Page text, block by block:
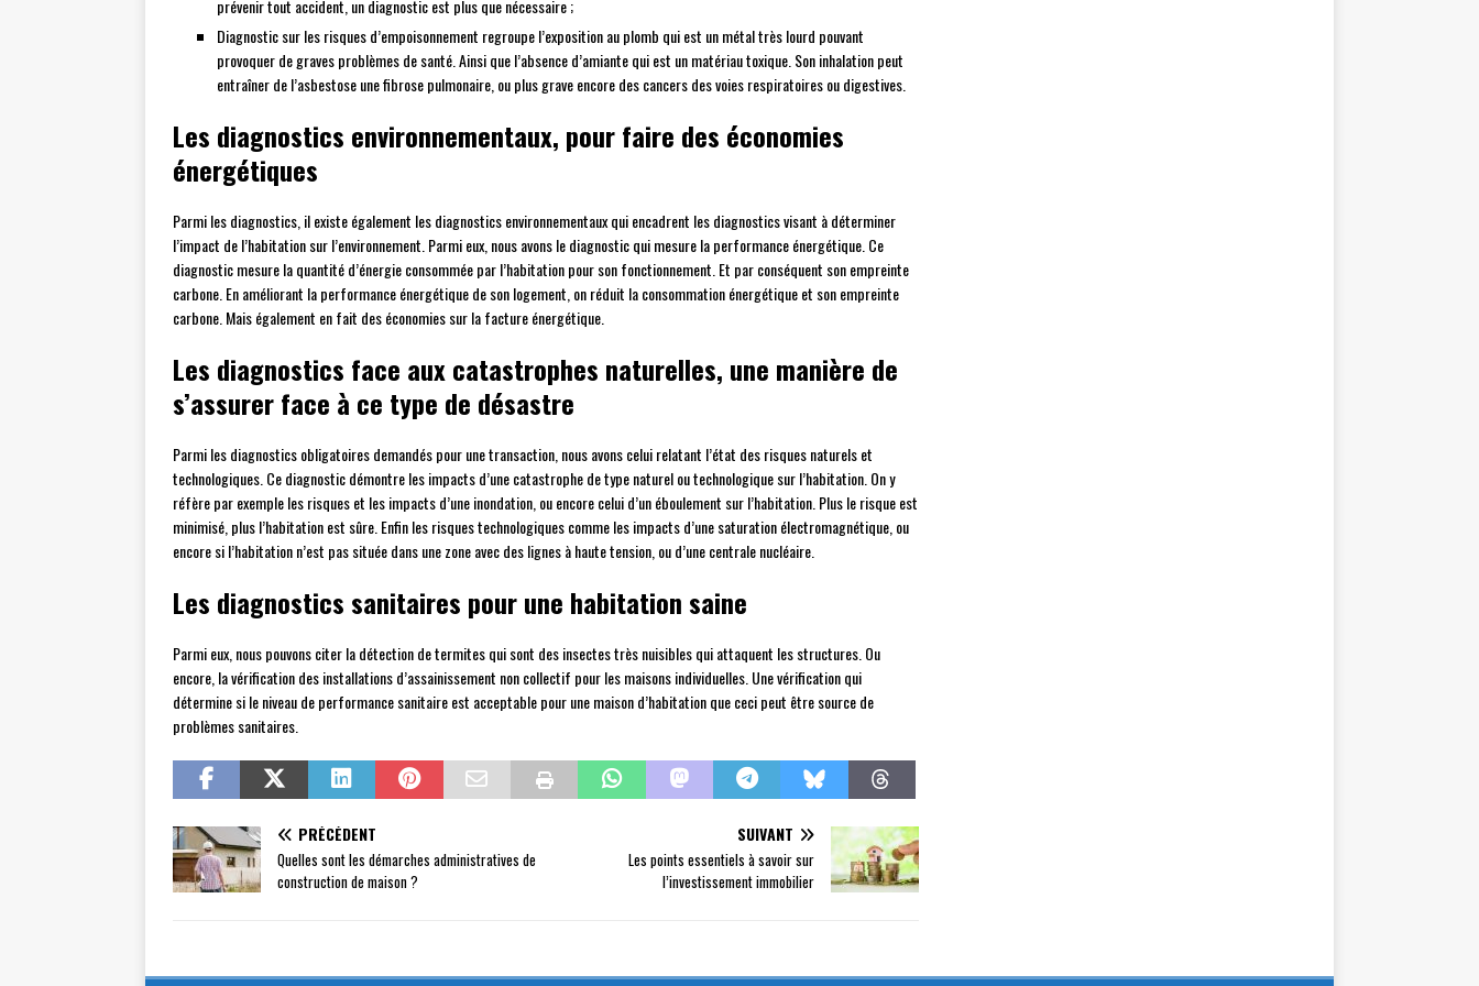
prévenir tout accident, un diagnostic est plus que nécessaire ;
Diagnostic sur les risques d’empoisonnement regroupe l’exposition au plomb qui est un métal très lourd pouvant
provoquer de graves problèmes de santé. Ainsi que l’absence d’amiante qui est un matériau toxique. Son inhalation peut
entraîner de l’asbestose une fibrose pulmonaire, ou plus grave encore des cancers des voies respiratoires ou digestives.
Les diagnostics environnementaux, pour faire des économies
énergétiques
Parmi les diagnostics, il existe également les diagnostics environnementaux qui encadrent les diagnostics visant à déterminer
l’impact de l’habitation sur l’environnement. Parmi eux, nous avons le diagnostic qui mesure la performance énergétique. Ce
diagnostic mesure la quantité d’énergie consommée par l’habitation pour son fonctionnement. Et par conséquent son empreinte
carbone. En améliorant la performance énergétique de son logement, on réduit la consommation énergétique et son empreinte
carbone. Mais également en fait des économies sur la facture énergétique.
Les diagnostics face aux catastrophes naturelles, une manière de
s’assurer face à ce type de désastre
Parmi les diagnostics obligatoires demandés pour une transaction, nous avons celui relatant l’état des risques naturels et
technologiques. Ce diagnostic démontre les impacts d’une catastrophe de type naturel ou technologique sur l’habitation. On y
réfère par exemple les risques et les impacts d’une inondation, ou encore celui d’un éboulement sur l’habitation. Plus le risque est
minimisé, plus l’habitation est sûre. Enfin les risques technologiques comme les impacts d’une saturation électromagnétique, ou
encore si l’habitation n’est pas située dans une zone avec des lignes à haute tension, ou d’une centrale nucléaire.
Les diagnostics sanitaires pour une habitation saine
Parmi eux, nous pouvons citer la détection de termites qui sont des insectes très nuisibles qui attaquent les structures. Ou
encore, la vérification des installations d’assainissement non collectif pour les maisons individuelles. Une vérification qui
détermine si le niveau de performance sanitaire est acceptable pour une maison d’habitation que ceci peut être source de
problèmes sanitaires.
PRÉCÉDENT
Quelles sont les démarches administratives de
construction de maison ?
SUIVANT
Les points essentiels à savoir sur
l’investissement immobilier